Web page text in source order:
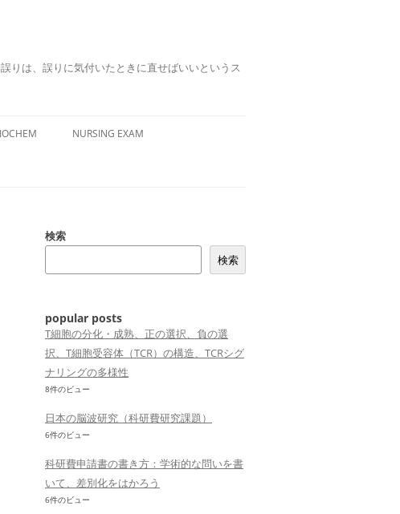
りは、誤りに気付いたときに直せばいいというス
NURSING EXAM
検索
検索
popular posts
T細胞の分化・成熟、正の選択、負の選
択、T細胞受容体（TCR）の構造、TCRシグ
ナリングの多様性
8件のビュー
日本の脳波研究（科研費研究課題）
6件のビュー
科研費申請書の書き方：学術的な問いを書
いて、差別化をはかろう
6件のビュー